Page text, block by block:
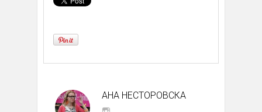
АНА НЕСТОРОВСКА